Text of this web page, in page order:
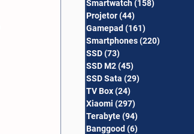
Smartwatch(158)
Projetor(44)
Gamepad (161)
Smartphones(220)
SSD(73)
SSD M2(45)
SSD Sata (29)
TV Box(24)
Xiaomi (297)
Terabyte(94)
Banggood (6)